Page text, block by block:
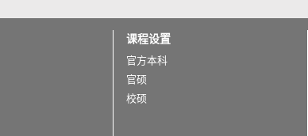
课程设置
官方本科
官硕
校硕